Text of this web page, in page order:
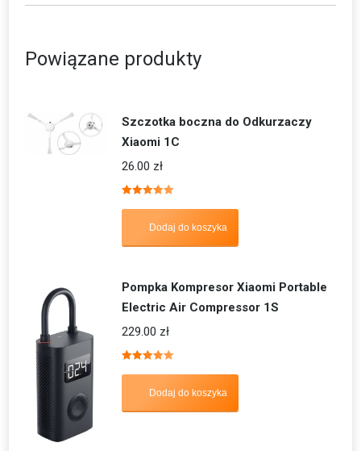
Powiązane produkty
Szczotka boczna do Odkurzaczy
Xiaomi 1C
26.00 zł
5.00
Dodaj do koszyka
Pompka Kompresor Xiaomi Portable
Electric Air Compressor 1S
229.00 zł
5.00
Dodaj do koszyka